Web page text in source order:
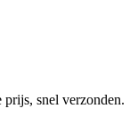
snel verzonden.